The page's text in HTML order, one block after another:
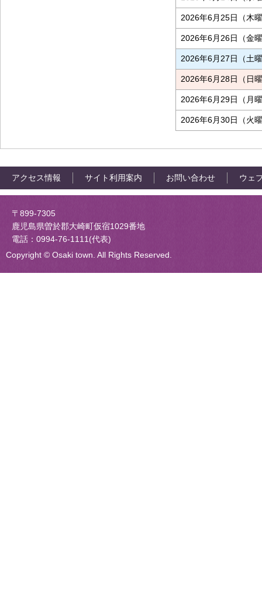
2026年6月25日（木
2026年6月26日（金
2026年6月27日（土
2026年6月28日（日
2026年6月29日（月
2026年6月30日（火
アクセス情報 サイト利用案内 お問い合わせ ウェ
大崎町役場
〒899-7305
鹿児島県曽於郡大崎町仮宿1029番地
電話：0994-76-1111(代表)
Copyright © Osaki town. All Rights Reserved.